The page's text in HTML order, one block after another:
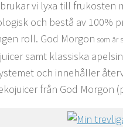
vi lyxa till frukosten
och bestå av 100%
roll. God Morgon som är
samt klassiska
och innehåller
från God Morgon